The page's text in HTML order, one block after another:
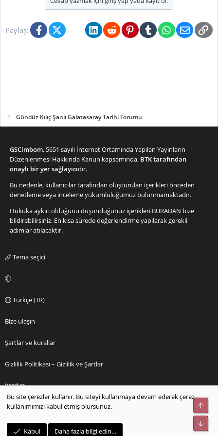
e
Paylaş: FacebookX (Twitter)BlueskyLinkedInRedditPinterestTumblrWhatsApp
E-posta
Gündüz Kılıç Şanlı Galatasaray Tarihi Forumu
GSCimbom, 5651 sayılı İnternet Ortamında Yapılan Yayınların
Düzenlenmesi Hakkında Kanun kapsamında, BTK tarafından
onaylı bir yer sağlayıcıdır.
Bu nedenle, kullanıcılar tarafından oluşturulan içerikleri önceden
denetleme veya inceleme yükümlülüğümüz bulunmamaktadır.
Hukuka aykırı olduğunu düşündüğünüz içerikleri BURADAN bize
bildirebilirsiniz. En kısa sürede değerlendirme yapılarak gerekli
adımlar atılacaktır.
Tema seçici
Türkçe (TR)
Bize ulaşın
Şartlar ve kurallar
Gizlilik Politikası – Gizlilik ve Şartlar
Yardım
Ana sayfa
Bu site çerezler kullanır. Bu siteyi kullanmaya devam ederek çerez
kullanımımızı kabul etmiş olursunuz.
Kabul Daha fazla bilgi edin…